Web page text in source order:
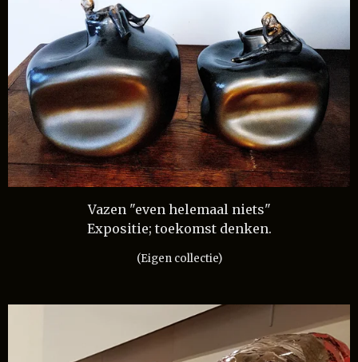
Vazen "even helemaal niets"
Expositie; toekomst denken.
(Eigen collectie)